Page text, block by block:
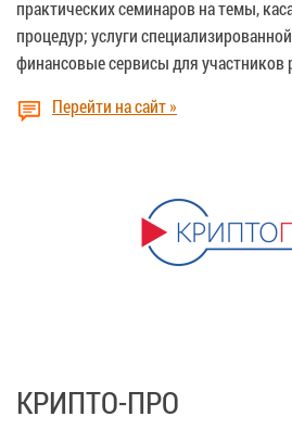
практических семинаров на темы,
процедур; услуги
финансовые сервисы для участников
Перейти на сайт »
КРИПТО-ПРО